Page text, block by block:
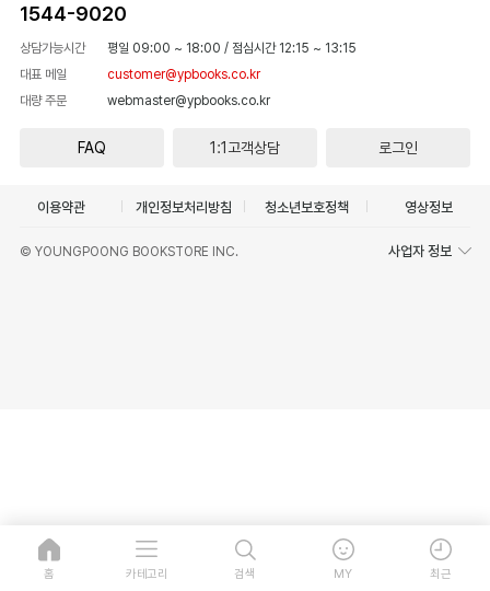
1544-9020
상담가능시간 평일 09:00 ~ 18:00 / 점심시간 12:15 ~ 13:15
대표 메일
customer@ypbooks.co.kr
대량 주문
webmaster@ypbooks.co.kr
FAQ 1:1고객상담 로그인
이용약관 개인정보처리방침 청소년보호정책 영상정보
© YOUNGPOONG BOOKSTORE INC. 사업자 정보
홈 카테고리 검색 MY 최근